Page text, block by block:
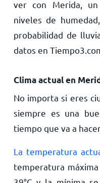
ver con Merida,
niveles de
probabilidad de
datos en
Clima actual en
No importa si eres
siempre es una
tiempo que va a
La temperatura
temperatura